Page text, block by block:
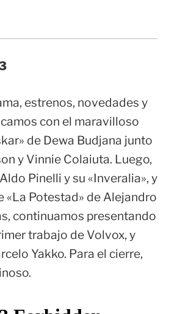
estrenos, novedades y
con el maravilloso
de Dewa Budjana junto
y Vinnie Colaiuta. Luego,
Pinelli y su «Inveralia», y
«La Potestad» de Alejandro
continuamos presentando
trabajo de Volvox, y
Yakko. Para el cierre,